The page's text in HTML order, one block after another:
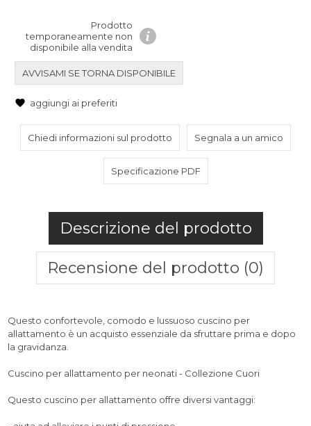
Prodotto
temporaneamente non
disponibile alla vendita
AVVISAMI SE TORNA DISPONIBILE
aggiungi ai preferiti
Chiedi informazioni sul prodotto Segnala a un amico
Specificazione PDF
Descrizione del prodotto
Recensione del prodotto (0)
Questo confortevole, comodo e lussuoso cuscino per
allattamento è un acquisto essenziale da sfruttare prima e dopo
la gravidanza.
Cuscino per allattamento per neonati - Collezione Cuori
Questo cuscino per allattamento offre diversi vantaggi: